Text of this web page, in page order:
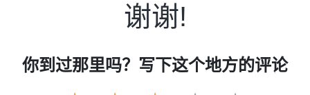
谢谢!
你到过那里吗？写下这个地方的评论